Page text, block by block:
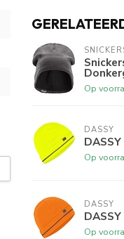
Op
DASSY
Op
DASSY
Op